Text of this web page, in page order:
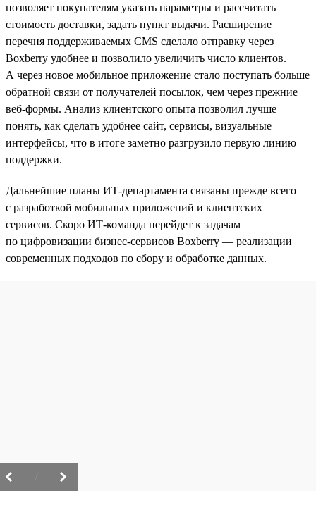
позволяет покупателям указать параметры и рассчитать
стоимость доставки, задать пункт выдачи. Расширение
перечня поддерживаемых CMS сделало отправку через
Boxberry удобнее и позволило увеличить число клиентов.
А через новое мобильное приложение стало поступать больше
обратной связи от получателей посылок, чем через прежние
веб-формы. Анализ клиентского опыта позволил лучше
понять, как сделать удобнее сайт, сервисы, визуальные
интерфейсы, что в итоге заметно разгрузило первую линию
поддержки.
Дальнейшие планы ИТ-департамента связаны прежде всего
с разработкой мобильных приложений и клиентских
сервисов. Скоро ИТ-команда перейдет к задачам
по цифровизации бизнес-сервисов Boxberry — реализации
современных подходов по сбору и обработке данных.